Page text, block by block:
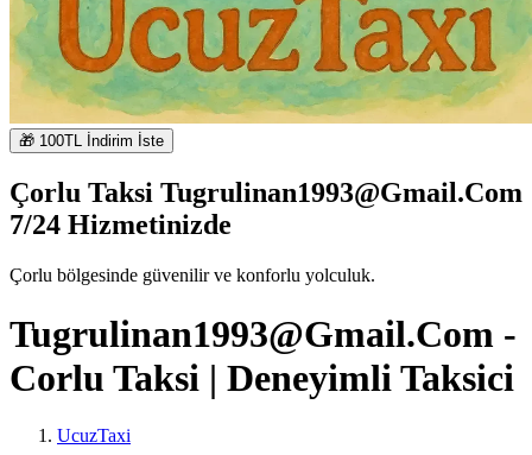
🎁 100TL İndirim İste
Çorlu Taksi Tugrulinan1993@Gmail.Com
7/24 Hizmetinizde
Çorlu bölgesinde güvenilir ve konforlu yolculuk.
Tugrulinan1993@Gmail.Com -
Corlu Taksi | Deneyimli Taksici
UcuzTaxi